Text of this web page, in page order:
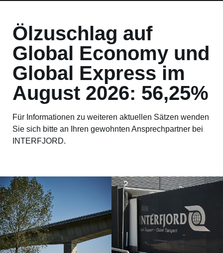
Ölzuschlag auf
Global Economy und
Global Express im
August 2026: 56,25%
Für Informationen zu weiteren aktuellen Sätzen wenden
Sie sich bitte an Ihren gewohnten Ansprechpartner bei
INTERFJORD.